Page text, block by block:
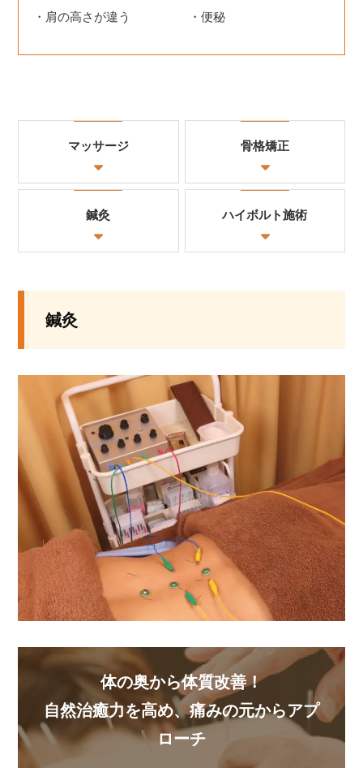
肩の高さが違う
便秘
マッサージ 骨格矯正
鍼灸 ハイボルト施術
鍼灸
体の奥から体質改善！
自然治癒力を高め、痛みの元からアプ
ローチ